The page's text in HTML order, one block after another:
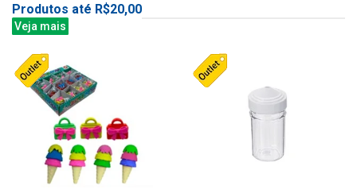
Produtos até R$20,00
Veja mais